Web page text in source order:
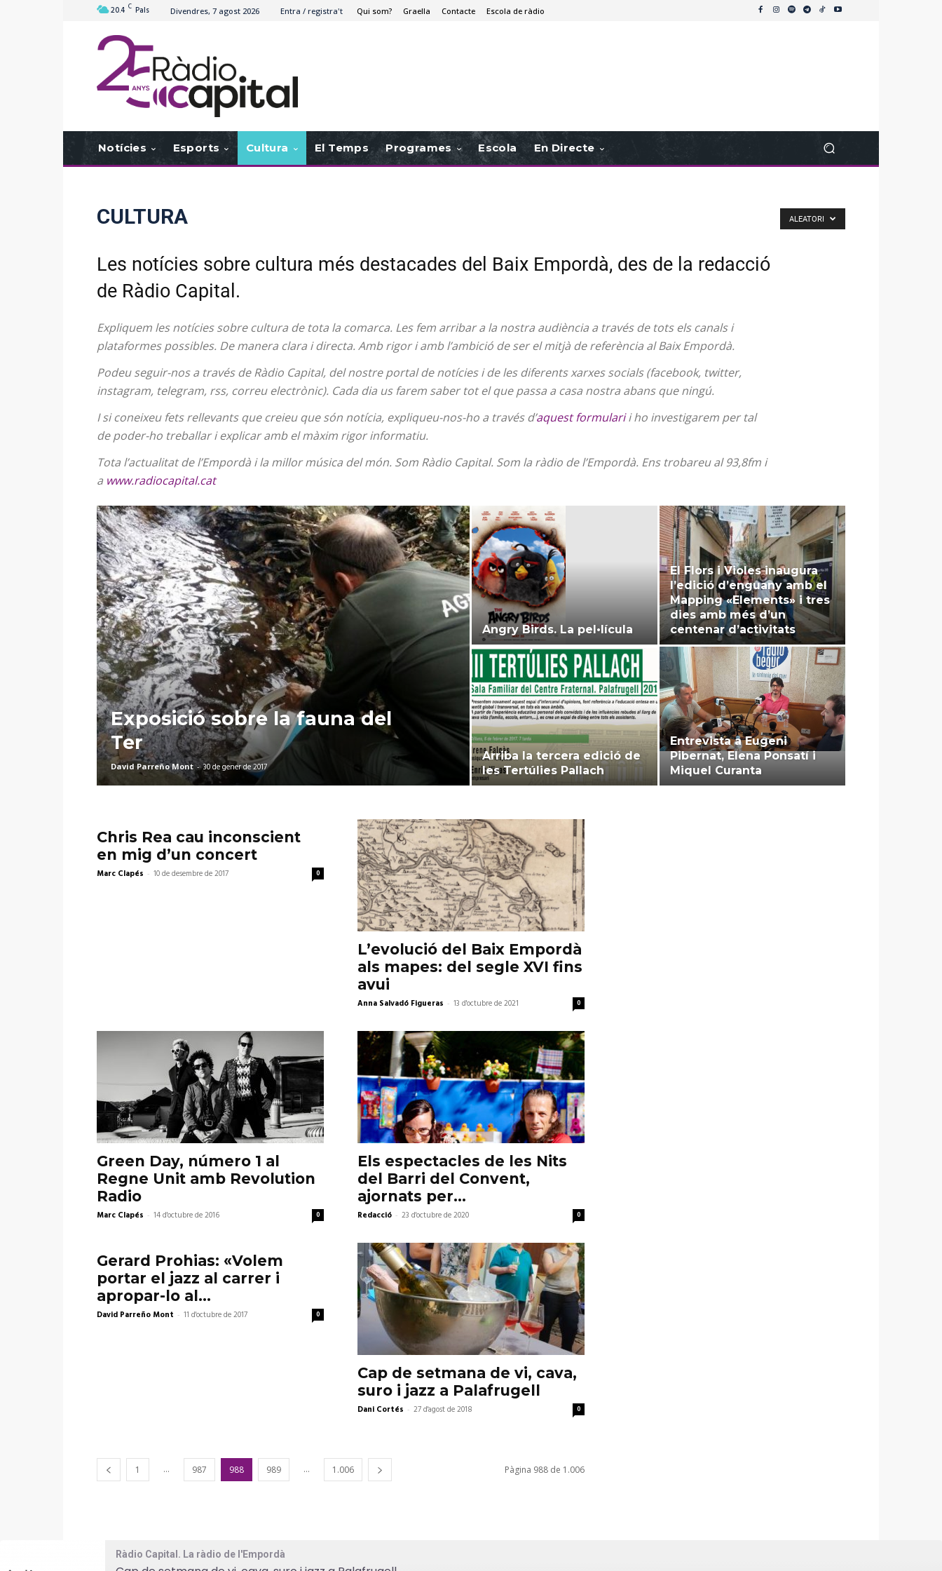
20.4 C Pals Divendres, 7 agost 2026 Entra / registra't Qui som? Graella Contacte Escola de ràdio
Notícies Esports Cultura El Temps Programes Escola En Directe
CULTURA
Les notícies sobre cultura més destacades del Baix Empordà, des de la redacció
de Ràdio Capital.
Expliquem les notícies sobre cultura de tota la comarca. Les fem arribar a la nostra audiència a través de tots els canals i
plataformes possibles. De manera clara i directa. Amb rigor i amb l’ambició de ser el mitjà de referència al Baix Empordà.
Podeu seguir-nos a través de Ràdio Capital, del nostre portal de notícies i de les diferents xarxes socials (facebook, twitter,
instagram, telegram, rss, correu electrònic). Cada dia us farem saber tot el que passa a casa nostra abans que ningú.
I si coneixeu fets rellevants que creieu que són notícia, expliqueu-nos-ho a través d’aquest formularii ho investigarem per tal
de poder-ho treballar i explicar amb el màxim rigor informatiu.
Tota l’actualitat de l’Empordà i la millor música del món. Som Ràdio Capital. Som la ràdio de l’Empordà. Ens trobareu al 93,8fm i
a www.radiocapital.cat
ALEATORI
Exposició sobre la fauna del
Ter
David Parreño Mont - 30 de gener de 2017
Angry Birds. La pel•lícula
El Flors i Violes inaugura
l’edició d’enguany amb el
Mapping «Elements» i tres
dies amb més d’un
centenar d’activitats
Arriba la tercera edició de
les Tertúlies Pallach
Entrevista a Eugeni
Pibernat, Elena Ponsatí i
Miquel Curanta
Chris Rea cau inconscient
en mig d’un concert
Marc Clapés - 10 de desembre de 2017 0
L’evolució del Baix Empordà
als mapes: del segle XVI fins
avui
Anna Salvadó Figueras - 13 d'octubre de 2021 0
Green Day, número 1 al
Regne Unit amb Revolution
Radio
Marc Clapés - 14 d'octubre de 2016 0
Els espectacles de les Nits
del Barri del Convent,
ajornats per...
Redacció - 23 d'octubre de 2020 0
Gerard Prohias: «Volem
portar el jazz al carrer i
apropar-lo al...
David Parreño Mont - 11 d'octubre de 2017 0
Cap de setmana de vi, cava,
suro i jazz a Palafrugell
Dani Cortés - 27 d'agost de 2018 0
1 ... 987 988 989 ... 1.006 Pàgina 988 de 1.006
Ràdio Capital. La ràdio de l'Empordà